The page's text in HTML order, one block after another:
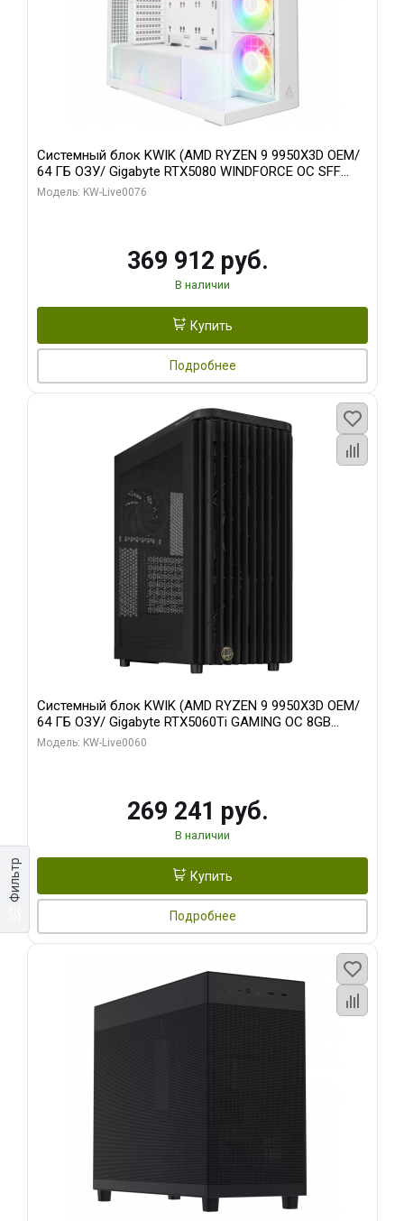
Фильтр
Системный блок KWIK (AMD RYZEN 9 9950X3D OEM/
64 ГБ ОЗУ/ Gigabyte RTX5080 WINDFORCE OC SFF
16GB GDDR7 256bit / 960 ГБ SSD)
Модель: KW-Live0076
369 912 руб.
В наличии
Купить
Подробнее
Системный блок KWIK (AMD RYZEN 9 9950X3D OEM/
64 ГБ ОЗУ/ Gigabyte RTX5060Ti GAMING OC 8GB
GDDR7 128bit 3xDP H/ 1 ТБ SSD)
Модель: KW-Live0060
269 241 руб.
В наличии
Купить
Подробнее